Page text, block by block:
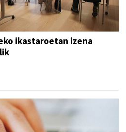
ikastaroetan izena